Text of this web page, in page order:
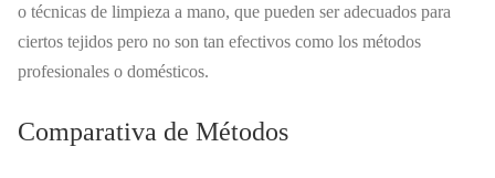
o técnicas de limpieza a mano, que pueden ser adecuados para
ciertos tejidos pero no son tan efectivos como los métodos
profesionales o domésticos.
Comparativa de Métodos